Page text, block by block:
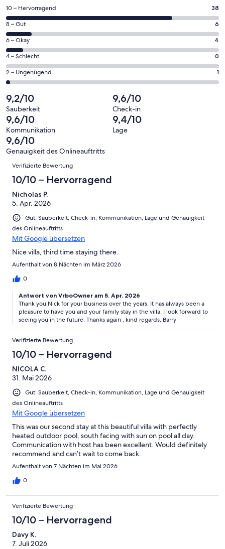
einem
neuen
Fenster
geöffnet
38
von
insgesamt
49
Gästebewertungen
haben
eine
Bewertung
von
10
-
Hervorragend
10 – Hervorragend 38
6
von
insgesamt
49
Gästebewertungen
haben
Bewertung
von
8
-
Gut
8 – Gut 6
4
von
insgesamt
49
Gästebewertungen
haben
eine
Bewertung
von
6
-
Okay
6 – Okay 4
0
von
insgesamt
Gästebewertungen
haben
eine
Bewertung
von
4
4 – Schlecht 0
1
von
insgesamt
49
Gästebewertungen
haben
eine
Bewertung
2 – Ungenügend 1
9,2/10
Sauberkeit
9,6/10
Check-in
9,6/10
Kommunikation
9,4/10
Lage
9,6/10
Genauigkeit des Onlineauftritts
Bewertungen
Verifizierte Bewertung
10/10 – Hervorragend
Nicholas P.
5. Apr. 2026
Gut: Sauberkeit, Check-in, Kommunikation, Lage und Genauigkeit
des Onlineauftritts
Mit Google übersetzen
Nice villa, third time staying there.
Aufenthalt von 8 Nächten im März 2026
0
Antwort von VrboOwner am 5. Apr. 2026
Thank you Nick for your business over the years. It has always been a
pleasure to have you and your family stay in the villa. I look forward to
seeing you in the future. Thanks again , kind regards, Barry
Verifizierte Bewertung
10/10 – Hervorragend
NICOLA C.
31. Mai 2026
Gut: Sauberkeit, Check-in, Kommunikation, Lage und Genauigkeit
des Onlineauftritts
Mit Google übersetzen
This was our second stay at this beautiful villa with perfectly
heated outdoor pool, south facing with sun on pool all day.
Communication with host has been excellent. Would definitely
recommend and can’t wait to come back.
Aufenthalt von 7 Nächten im Mai 2026
0
Verifizierte Bewertung
10/10 – Hervorragend
Davy K.
7. Juli 2026